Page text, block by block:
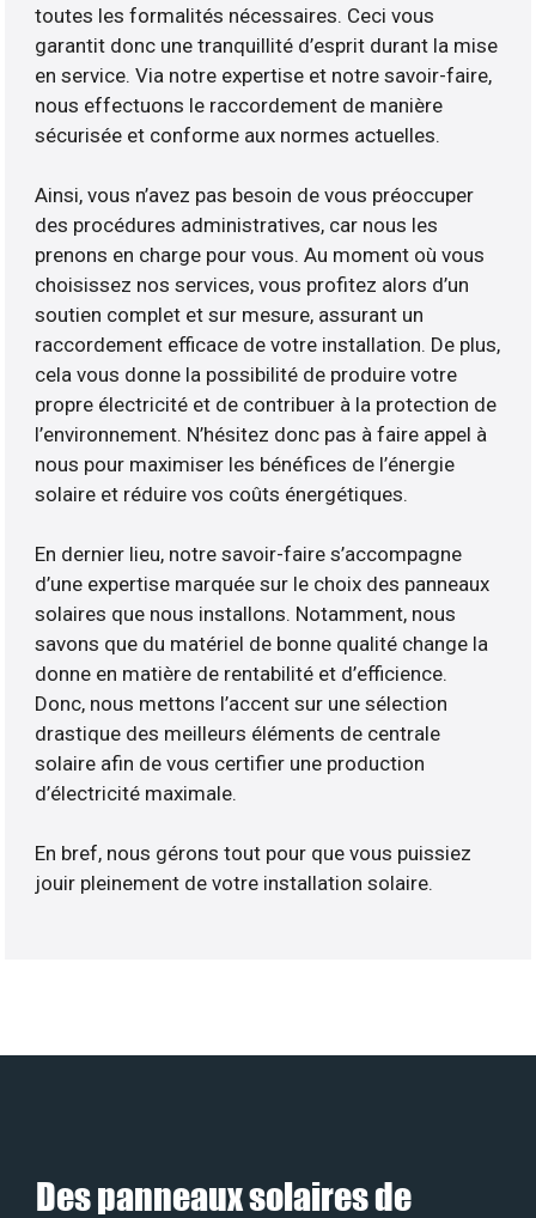
toutes les formalités nécessaires. Ceci vous
garantit donc une tranquillité d’esprit durant la mise
en service. Via notre expertise et notre savoir-faire,
nous effectuons le raccordement de manière
sécurisée et conforme aux normes actuelles.
Ainsi, vous n’avez pas besoin de vous préoccuper
des procédures administratives, car nous les
prenons en charge pour vous. Au moment où vous
choisissez nos services, vous profitez alors d’un
soutien complet et sur mesure, assurant un
raccordement efficace de votre installation. De plus,
cela vous donne la possibilité de produire votre
propre électricité et de contribuer à la protection de
l’environnement. N’hésitez donc pas à faire appel à
nous pour maximiser les bénéfices de l’énergie
solaire et réduire vos coûts énergétiques.
En dernier lieu, notre savoir-faire s’accompagne
d’une expertise marquée sur le choix des panneaux
solaires que nous installons. Notamment, nous
savons que du matériel de bonne qualité change la
donne en matière de rentabilité et d’efficience.
Donc, nous mettons l’accent sur une sélection
drastique des meilleurs éléments de centrale
solaire afin de vous certifier une production
d’électricité maximale.
En bref, nous gérons tout pour que vous puissiez
jouir pleinement de votre installation solaire.
Des panneaux solaires de